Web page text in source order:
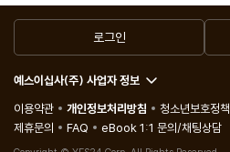
로그인
예스이십사(주) 사업자 정보
이용약관
개인정보처리방침
청소년보호정책
제휴문의
FAQ eBook 1:1 문의/채팅상담